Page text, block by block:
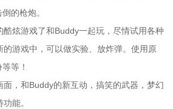
的枪炮。
炫游戏了和Buddy一起玩，尽情试用各种
游戏中，可以做实验、放炸弹。使用原
等！
，和Buddy的新互动，搞笑的武器，梦幻
能。